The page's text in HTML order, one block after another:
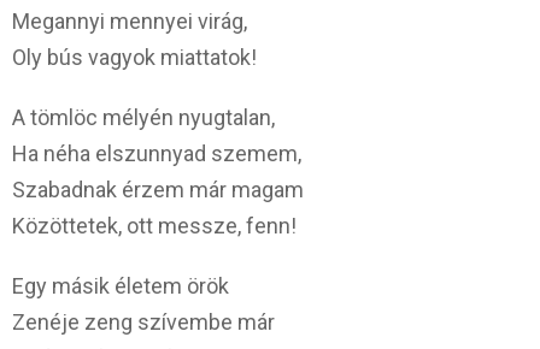
Megannyi mennyei virág,
Oly bús vagyok miattatok!
A tömlöc mélyén nyugtalan,
Ha néha elszunnyad szemem,
Szabadnak érzem már magam
Közöttetek, ott messze, fenn!
Egy másik életem örök
Zenéje zeng szívembe már